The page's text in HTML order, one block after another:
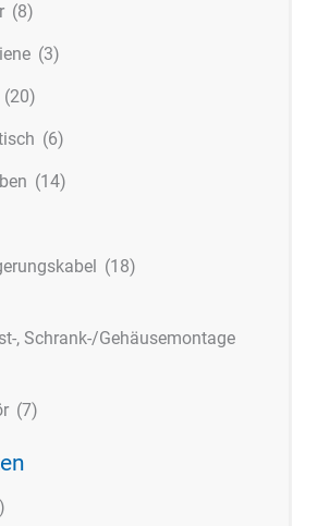
(8)
(3)
(20)
(6)
(14)
(18)
, Schrank-/Gehäusemontage
(7)